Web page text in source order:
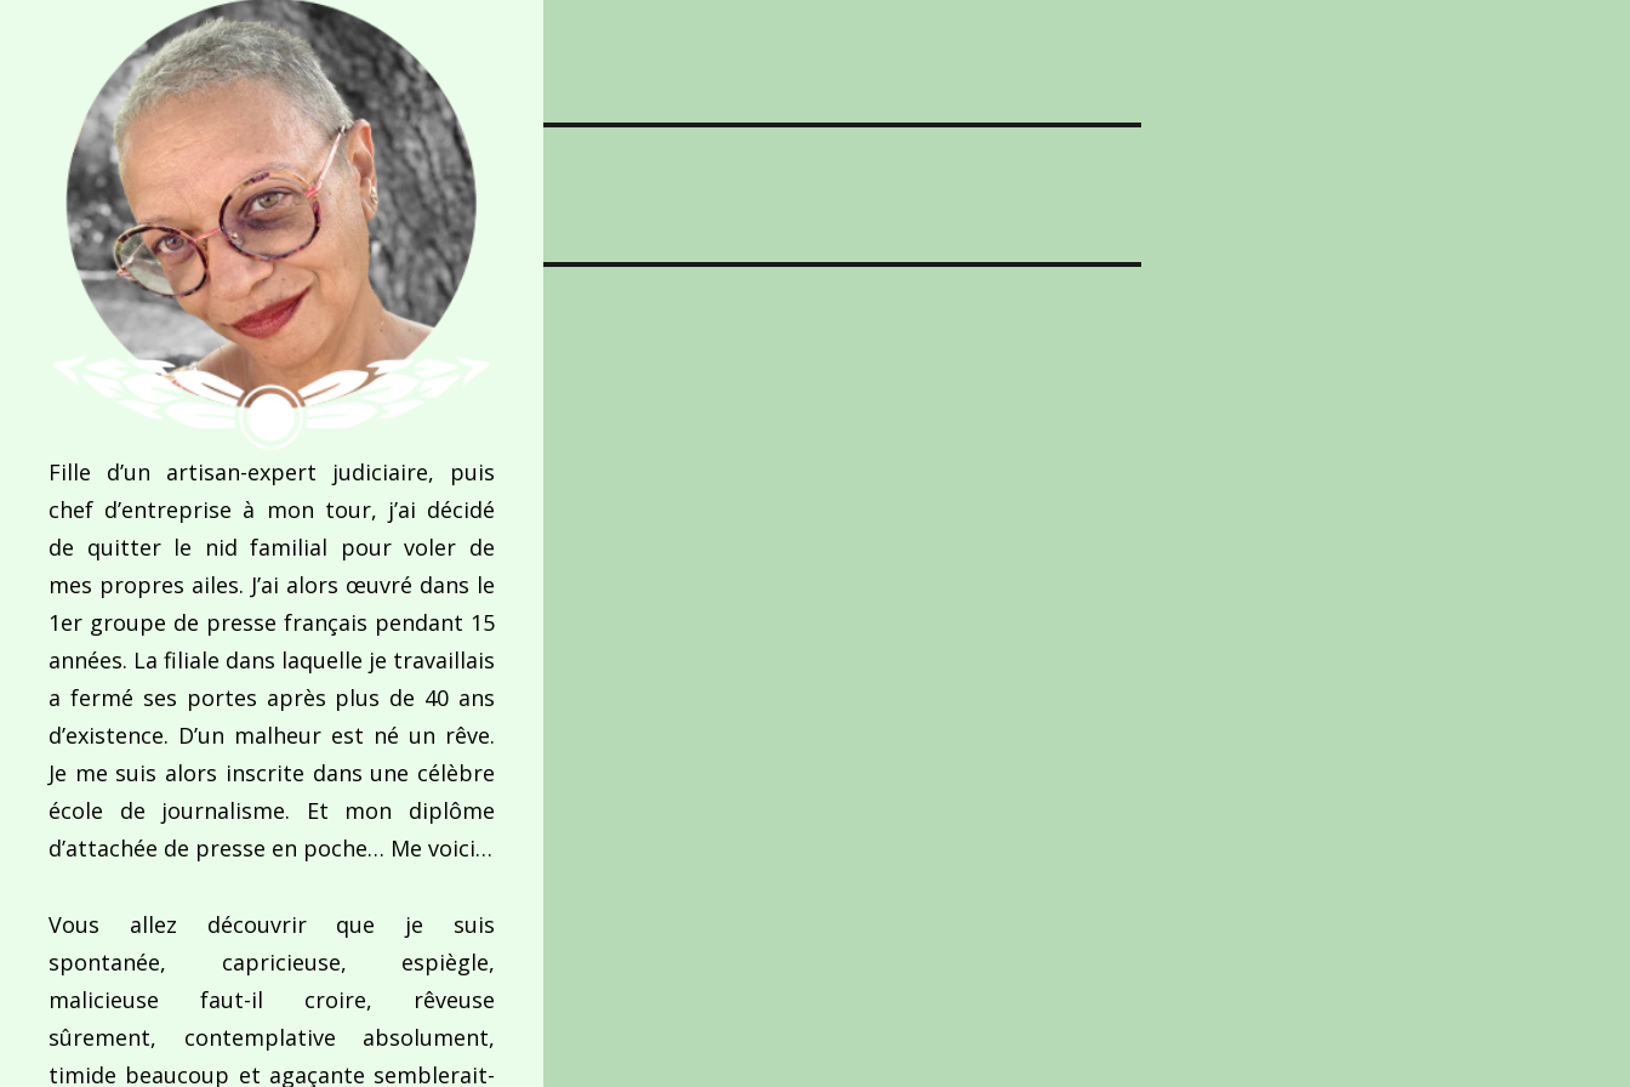
Navigation
l’article
PUBLIÉ DANS
Indomptable puissance
Fille d’un artisan-expert judiciaire, puis
chef d’entreprise à mon tour, j’ai décidé
de quitter le nid familial pour voler de
mes propres ailes. J’ai alors œuvré dans le
1er groupe de presse français pendant 15
années. La filiale dans laquelle je travaillais
a fermé ses portes après plus de 40 ans
d’existence. D’un malheur est né un rêve.
Je me suis alors inscrite dans une célèbre
école de journalisme. Et mon diplôme
d’attachée de presse en poche… Me voici…
Vous allez découvrir que je suis
spontanée, capricieuse, espiègle,
malicieuse faut-il croire, rêveuse
sûrement, contemplative absolument,
timide beaucoup et agaçante semblerait-